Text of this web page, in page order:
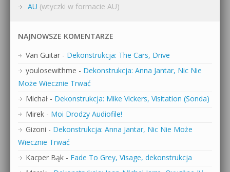
AU (wtyczki w formacie AU)
NAJNOWSZE KOMENTARZE
Van Guitar - Dekonstrukcja: The Cars, Drive
youlosewithme - Dekonstrukcja: Anna Jantar, Nic Nie
Może Wiecznie Trwać
Michał - Dekonstrukcja: Mike Vickers, Visitation (Sonda)
Mirek - Moi Drodzy Audiofile!
Gizoni - Dekonstrukcja: Anna Jantar, Nic Nie Może
Wiecznie Trwać
Kacper Bąk - Fade To Grey, Visage, dekonstrukcja